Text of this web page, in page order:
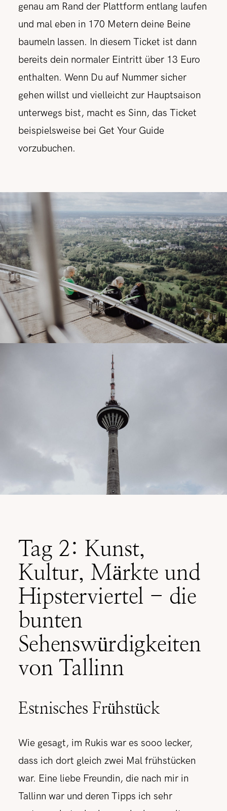
genau am Rand der Plattform entlang laufen
und mal eben in 170 Metern deine Beine
baumeln lassen. In diesem Ticket ist dann
bereits dein normaler Eintritt über 13 Euro
enthalten. Wenn Du auf Nummer sicher
gehen willst und vielleicht zur Hauptsaison
unterwegs bist, macht es Sinn, das Ticket
beispielsweise bei Get Your Guide
vorzubuchen.
Tag 2: Kunst,
Kultur, Märkte und
Hipsterviertel - die
bunten
Sehenswürdigkeiten
von Tallinn
Estnisches Frühstück
Wie gesagt, im Rukis war es sooo lecker,
dass ich dort gleich zwei Mal frühstücken
war. Eine liebe Freundin, die nach mir in
Tallinn war und deren Tipps ich sehr